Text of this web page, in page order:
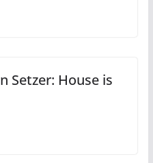
Setzer: House is